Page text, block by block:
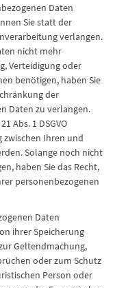
Daten
Sie statt der
verlangen.
nicht mehr
Verteidigung oder
benötigen, haben Sie
der
Daten zu verlangen.
Abs. 1 DSGVO
zwischen Ihren und
Solange noch nicht
haben Sie das Recht,
personenbezogenen
Daten
ihrer Speicherung
Geltendmachung,
oder zum Schutz
Person oder